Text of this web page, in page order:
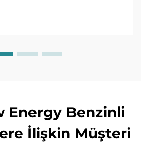
sorun giderme kılavuzunu
Energy Benzinli
İlişkin Müşteri